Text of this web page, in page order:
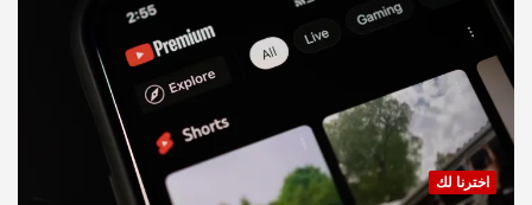
اخترنا لك